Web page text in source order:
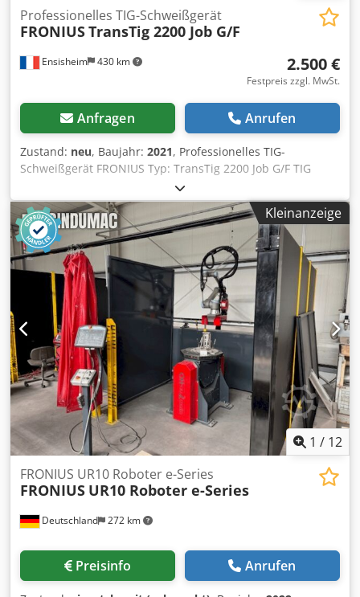
Ensisheim 430 km
Professionelles TIG-Schweißgerät
FRONIUSTransTig 2200 Job G/F
2.500 €
Festpreis zzgl. MwSt.
Anfragen Anrufen
Zustand: neu, Baujahr: 2021, Professionelles TIG-
Schweißgerät FRONIUS Typ: TransTig 2200 Job G/F TIG
Gleichstrom (DC) Maximale Leistung: 220 A 2-Takt und 4-
Takt-Betrieb (Weitere technische Details siehe Foto)
Baujahr: 2021 Credpfx Aozmxvhsi Sjf Neu, unbenutzt
(Kaufpreis: 3.594 Euro) Spannung: 230 V, einphasig
Kleinanzeige
1 / 12
Deutschland 272 km
FRONIUS UR10 Roboter e-Series
FRONIUS UR10 Roboter e-Series
Preisinfo Anrufen